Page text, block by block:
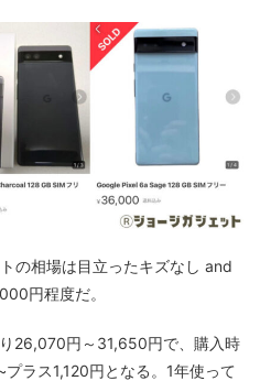
の相場は目立ったキズなし and
円程度だ。
26,070円～31,650円で、購入時
ラス1,120円となる。1年使って